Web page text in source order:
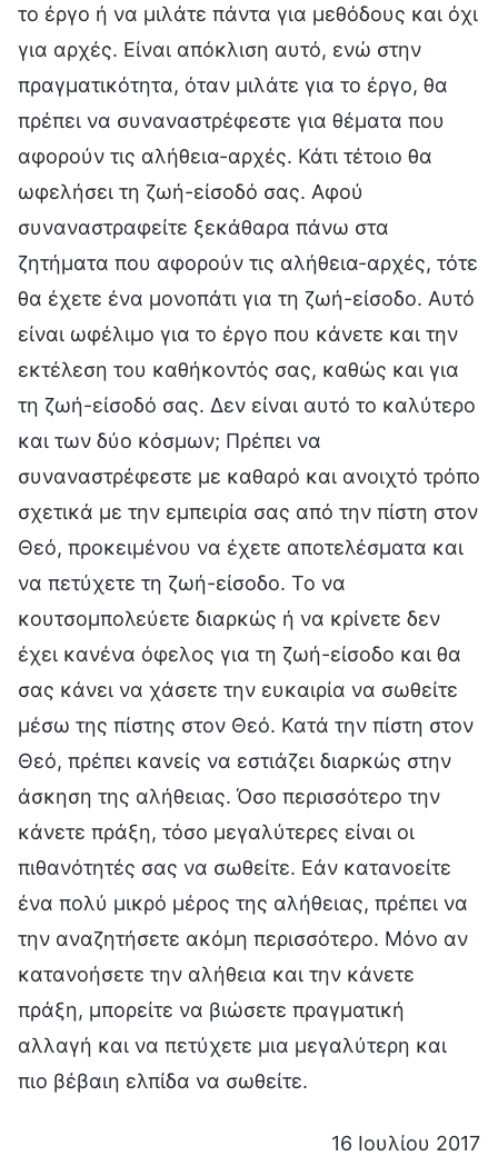
το έργο ή να μιλάτε πάντα για μεθόδους και όχι
για αρχές. Είναι απόκλιση αυτό, ενώ στην
πραγματικότητα, όταν μιλάτε για το έργο, θα
πρέπει να συναναστρέφεστε για θέματα που
αφορούν τις αλήθεια-αρχές. Κάτι τέτοιο θα
ωφελήσει τη ζωή-είσοδό σας. Αφού
συναναστραφείτε ξεκάθαρα πάνω στα
ζητήματα που αφορούν τις αλήθεια-αρχές, τότε
θα έχετε ένα μονοπάτι για τη ζωή-είσοδο. Αυτό
είναι ωφέλιμο για το έργο που κάνετε και την
εκτέλεση του καθήκοντός σας, καθώς και για
τη ζωή-είσοδό σας. Δεν είναι αυτό το καλύτερο
και των δύο κόσμων; Πρέπει να
συναναστρέφεστε με καθαρό και ανοιχτό τρόπο
σχετικά με την εμπειρία σας από την πίστη στον
Θεό, προκειμένου να έχετε αποτελέσματα και
να πετύχετε τη ζωή-είσοδο. Το να
κουτσομπολεύετε διαρκώς ή να κρίνετε δεν
έχει κανένα όφελος για τη ζωή-είσοδο και θα
σας κάνει να χάσετε την ευκαιρία να σωθείτε
μέσω της πίστης στον Θεό. Κατά την πίστη στον
Θεό, πρέπει κανείς να εστιάζει διαρκώς στην
άσκηση της αλήθειας. Όσο περισσότερο την
κάνετε πράξη, τόσο μεγαλύτερες είναι οι
πιθανότητές σας να σωθείτε. Εάν κατανοείτε
ένα πολύ μικρό μέρος της αλήθειας, πρέπει να
την αναζητήσετε ακόμη περισσότερο. Μόνο αν
κατανοήσετε την αλήθεια και την κάνετε
πράξη, μπορείτε να βιώσετε πραγματική
αλλαγή και να πετύχετε μια μεγαλύτερη και
πιο βέβαιη ελπίδα να σωθείτε.
16 Ιουλίου 2017